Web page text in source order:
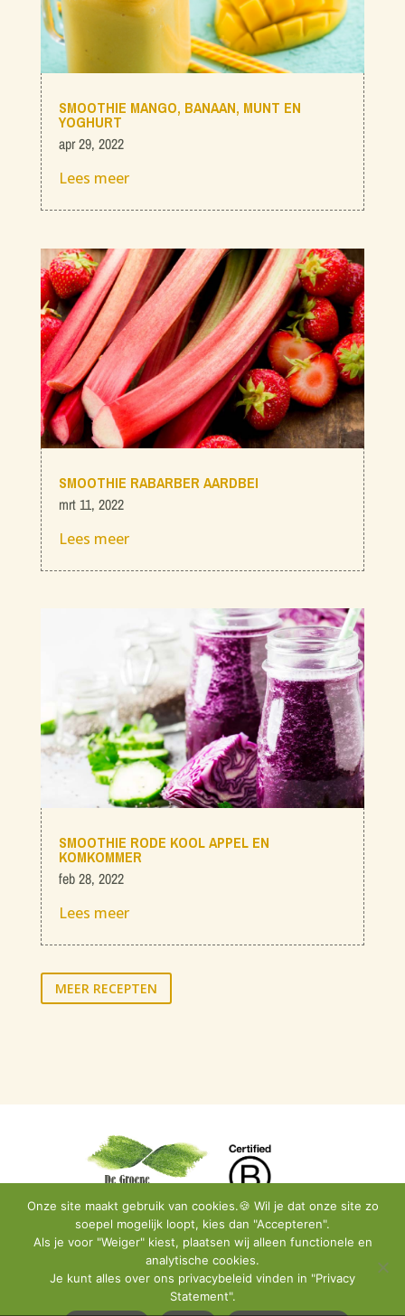
SMOOTHIE MANGO, BANAAN, MUNT EN
YOGHURT
apr 29, 2022
Lees meer
SMOOTHIE RABARBER AARDBEI
mrt 11, 2022
Lees meer
SMOOTHIE RODE KOOL APPEL EN
KOMKOMMER
feb 28, 2022
Lees meer
MEER RECEPTEN
•Instagram •Facebook
Onze site maakt gebruik van cookies.🍪 Wil je dat onze site zo
soepel mogelijk loopt, kies dan "Accepteren".
Als je voor "Weiger" kiest, plaatsen wij alleen functionele en
analytische cookies.
Je kunt alles over ons privacybeleid vinden in "Privacy
Statement".